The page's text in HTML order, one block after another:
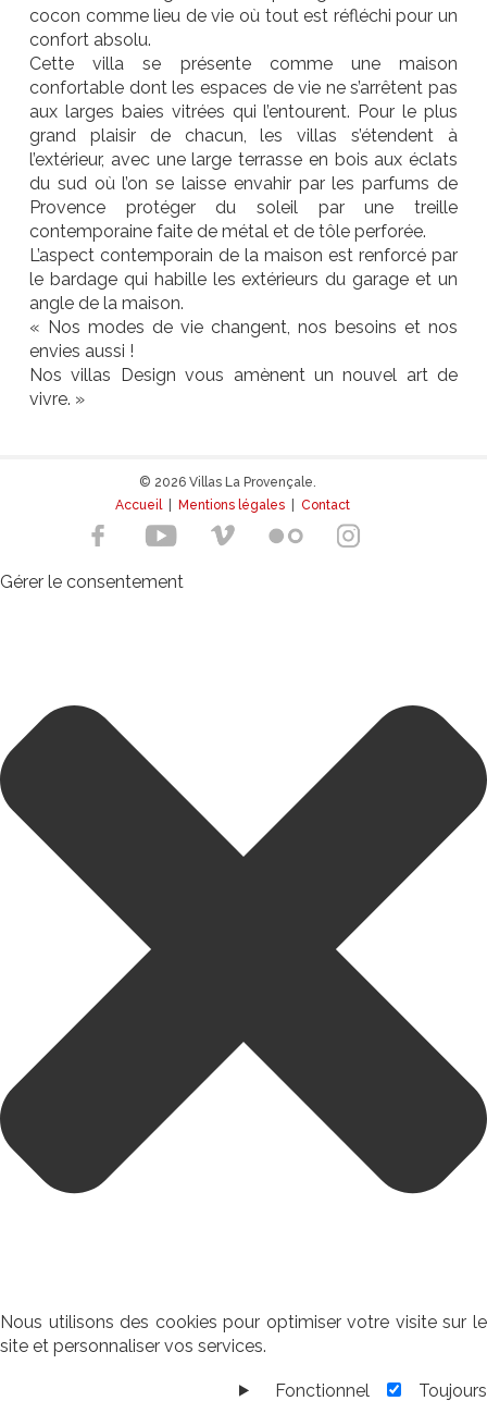
cocon comme lieu de vie où tout est réfléchi pour un
confort absolu.
Cette villa se présente comme une maison
confortable dont les espaces de vie ne s’arrêtent pas
aux larges baies vitrées qui l’entourent. Pour le plus
grand plaisir de chacun, les villas s’étendent à
l’extérieur, avec une large terrasse en bois aux éclats
du sud où l’on se laisse envahir par les parfums de
Provence protéger du soleil par une treille
contemporaine faite de métal et de tôle perforée.
L’aspect contemporain de la maison est renforcé par
le bardage qui habille les extérieurs du garage et un
angle de la maison.
« Nos modes de vie changent, nos besoins et nos
envies aussi !
Nos villas Design vous amènent un nouvel art de
vivre. »
© 2026 Villas La Provençale.
Accueil| Mentions légales Contact
Gérer le consentement
Nous utilisons des cookies pour optimiser votre visite sur le
site et personnaliser vos services.
Fonctionnel Toujours